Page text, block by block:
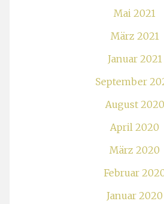
Mai 2021
März 2021
Januar 2021
September
August 2020
April 2020
März 2020
Februar
Januar 2020